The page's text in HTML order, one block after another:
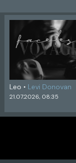
Leo • Levi Donovan
21.07.2026, 08:35